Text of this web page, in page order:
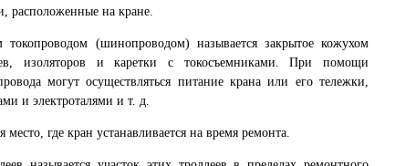
расположенные на кране.
(шинопроводом) называется закрытое кожухом
изоляторов и каретки с токосъемниками. При помощи
могут осуществляться питание крана или его тележки,
и электроталями и т. д.
где кран устанавливается на время ремонта.